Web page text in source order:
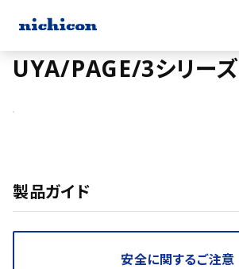
UYA/PAGE/3シリーズ
製品ガイド
安全に関するご注意